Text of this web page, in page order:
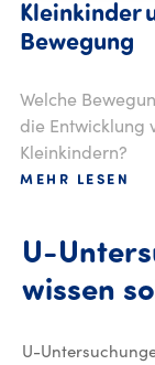
Kleinkinder
Bewegung
Welche
die Entwicklung
Kleinkindern?
MEHR LESEN
U-
wissen
U-